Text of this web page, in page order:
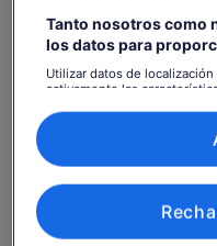
Acceso exclusivo a
Paseo guiado
bosques
Narración de la
Oneke
Ver más
Comprobar
Tanto nosotros como
los datos para
Utilizar datos de
activamente las
acceder a ella. Publicidad y
publicidad y contenido,
Lista de asociados